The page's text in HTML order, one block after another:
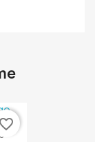
favorite_border